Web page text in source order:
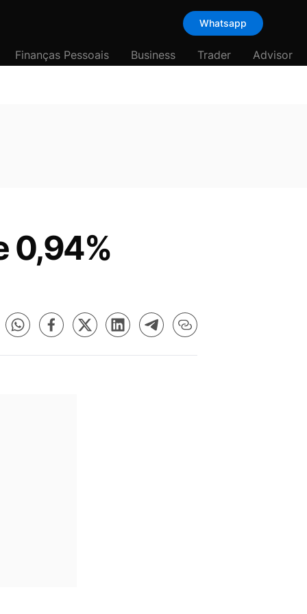
Whatsapp
Finanças Pessoais Business Trader Advisor
0,94%